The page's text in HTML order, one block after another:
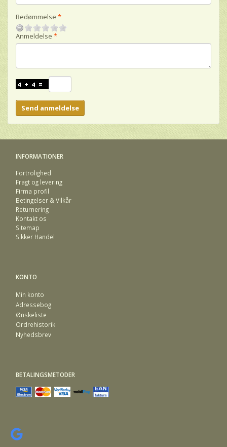
Bedømmelse
Anmeldelse
Send anmeldelse
INFORMATIONER
Fortrolighed
Fragt og levering
Firma profil
Betingelser & Vilkår
Returnering
Kontakt os
Sitemap
Sikker Handel
KONTO
Min konto
Adressebog
Ønskeliste
Ordrehistorik
Nyhedsbrev
BETALINGSMETODER